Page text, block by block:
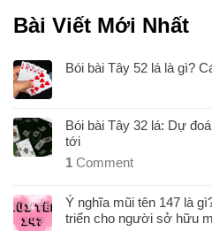
Bài Viết Mới Nhất
Bói bài Tây 52 lá là gì?
Bói bài Tây 32 lá: Dự
tới
1 Comment
Ý nghĩa mũi tên 147 là
triển cho người sở hữu